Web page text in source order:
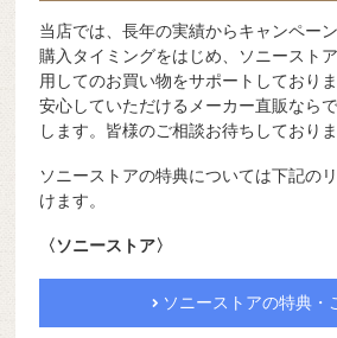
当店では、長年の実績からキャンペー
購入タイミングをはじめ、ソニースト
用してのお買い物をサポートしており
安心していただけるメーカー直販なら
します。皆様のご相談お待ちしておりま
ソニーストアの特典については下記の
けます。
〈ソニーストア〉
ソニーストアの特典・